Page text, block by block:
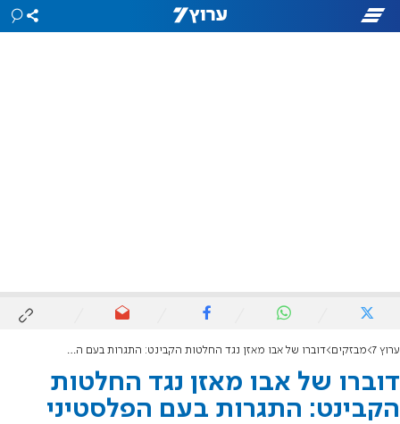
ערוץ 7 מבזקים דוברו של אבו מאזן נגד החלטות הקבינט: התגרות בעם הפלסטיני
דוברו של אבו מאזן נגד החלטות
הקבינט: התגרות בעם הפלסטיני